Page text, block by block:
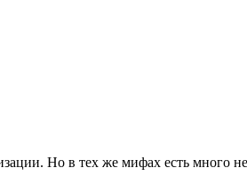
Но в тех же мифах есть много